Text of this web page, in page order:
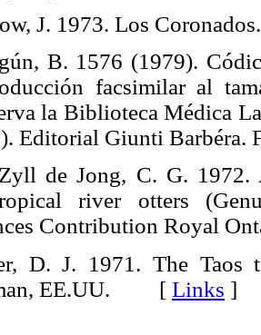
J. 1973. Los
B. 1576 (1979).
facsimilar al
la Biblioteca Médica
Editorial Giunti
de Jong, C. G. 1972.
river otters
Contribution Royal
D. J. 1971. The Taos
EE.UU. [ Links ]